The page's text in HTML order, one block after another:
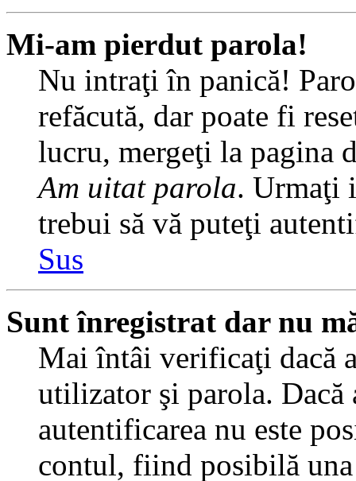
Mi-am pierdut parola!
Nu intraţi în panică!
refăcută, dar poate fi
lucru, mergeţi la pagina
Am uitat parola. Urmaţi
trebui să vă puteţi
Sus
Sunt înregistrat dar nu
Mai întâi verificaţi dacă
utilizator şi parola. Dacă
autentificarea nu este
contul, fiind posibilă